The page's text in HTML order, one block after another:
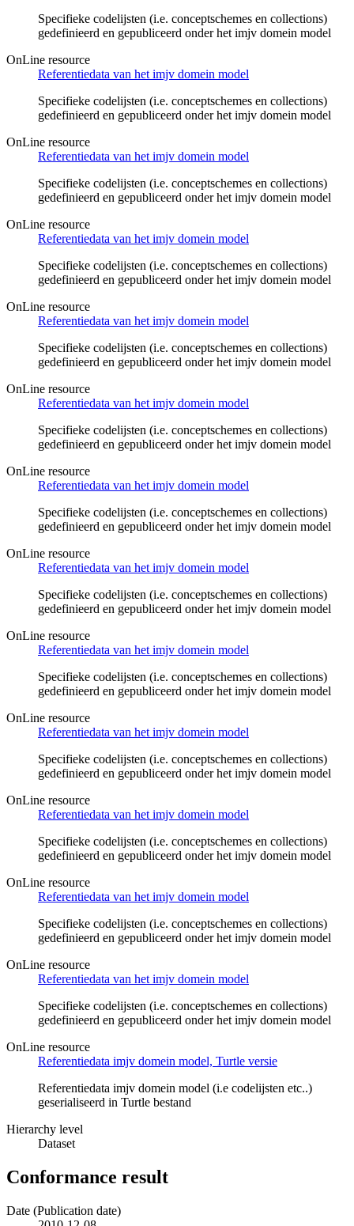
Specifieke codelijsten (i.e. conceptschemes en collections)
gedefinieerd en gepubliceerd onder het imjv domein model
OnLine resource
Referentiedata van het imjv domein model
Specifieke codelijsten (i.e. conceptschemes en collections)
gedefinieerd en gepubliceerd onder het imjv domein model
OnLine resource
Referentiedata van het imjv domein model
Specifieke codelijsten (i.e. conceptschemes en collections)
gedefinieerd en gepubliceerd onder het imjv domein model
OnLine resource
Referentiedata van het imjv domein model
Specifieke codelijsten (i.e. conceptschemes en collections)
gedefinieerd en gepubliceerd onder het imjv domein model
OnLine resource
Referentiedata van het imjv domein model
Specifieke codelijsten (i.e. conceptschemes en collections)
gedefinieerd en gepubliceerd onder het imjv domein model
OnLine resource
Referentiedata van het imjv domein model
Specifieke codelijsten (i.e. conceptschemes en collections)
gedefinieerd en gepubliceerd onder het imjv domein model
OnLine resource
Referentiedata van het imjv domein model
Specifieke codelijsten (i.e. conceptschemes en collections)
gedefinieerd en gepubliceerd onder het imjv domein model
OnLine resource
Referentiedata van het imjv domein model
Specifieke codelijsten (i.e. conceptschemes en collections)
gedefinieerd en gepubliceerd onder het imjv domein model
OnLine resource
Referentiedata van het imjv domein model
Specifieke codelijsten (i.e. conceptschemes en collections)
gedefinieerd en gepubliceerd onder het imjv domein model
OnLine resource
Referentiedata van het imjv domein model
Specifieke codelijsten (i.e. conceptschemes en collections)
gedefinieerd en gepubliceerd onder het imjv domein model
OnLine resource
Referentiedata van het imjv domein model
Specifieke codelijsten (i.e. conceptschemes en collections)
gedefinieerd en gepubliceerd onder het imjv domein model
OnLine resource
Referentiedata van het imjv domein model
Specifieke codelijsten (i.e. conceptschemes en collections)
gedefinieerd en gepubliceerd onder het imjv domein model
OnLine resource
Referentiedata van het imjv domein model
Specifieke codelijsten (i.e. conceptschemes en collections)
gedefinieerd en gepubliceerd onder het imjv domein model
OnLine resource
Referentiedata imjv domein model, Turtle versie
Referentiedata imjv domein model (i.e codelijsten etc..)
geserialiseerd in Turtle bestand
Hierarchy level
Dataset
Conformance result
Date (Publication date)